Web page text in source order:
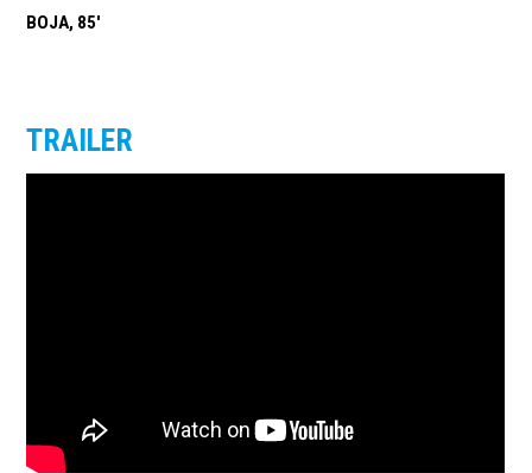
BOJA, 85'
TRAILER